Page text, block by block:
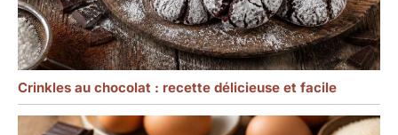
Crinkles au chocolat : recette délicieuse et facile